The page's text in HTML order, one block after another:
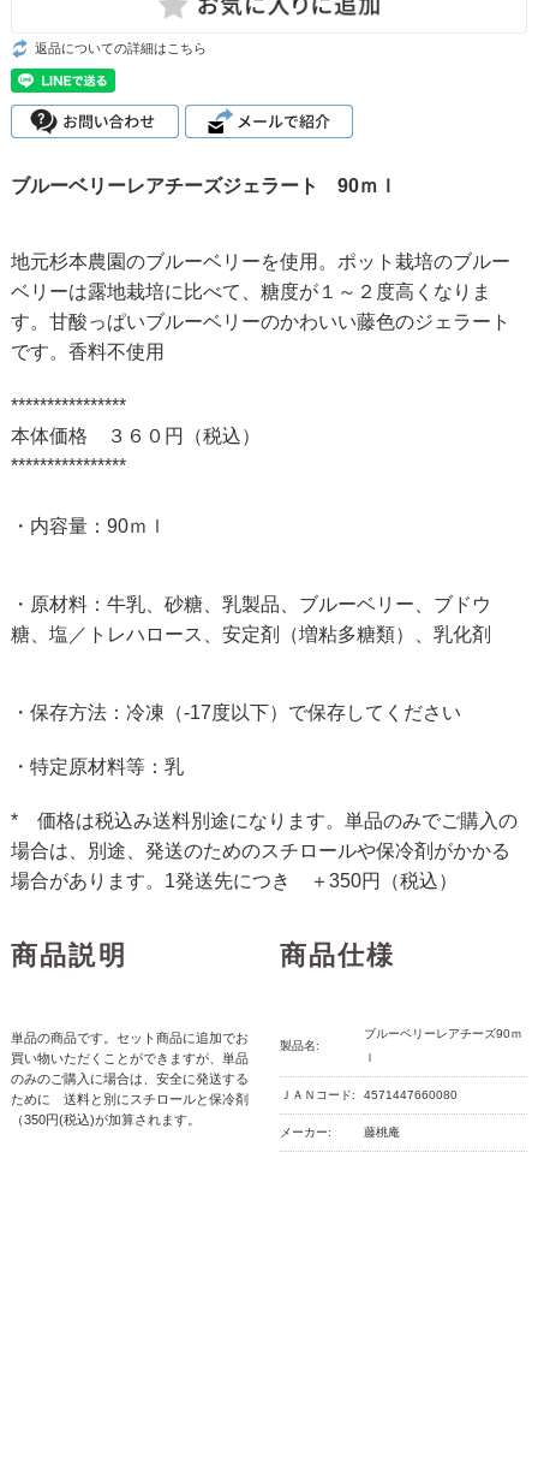
返品についての詳細はこちら
ブルーベリーレアチーズジェラート 90ｍｌ
地元杉本農園のブルーベリーを使用。ポット栽培のブルー
ベリーは露地栽培に比べて、糖度が１～２度高くなりま
す。甘酸っぱいブルーベリーのかわいい藤色のジェラート
です。香料不使用
****************
本体価格 ３６０円（税込）
****************
・内容量：90ｍｌ
・原材料：牛乳、砂糖、乳製品、ブルーベリー、ブドウ
糖、塩／トレハロース、安定剤（増粘多糖類）、乳化剤
・保存方法：冷凍（‐17度以下）で保存してください
・特定原材料等：乳
* 価格は税込み送料別途になります。単品のみでご購入の
場合は、別途、発送のためのスチロールや保冷剤がかかる
場合があります。1発送先につき ＋350円（税込）
商品説明
単品の商品です。セット商品に追加でお
買い物いただくことができますが、単品
のみのご購入に場合は、安全に発送する
ために 送料と別にスチロールと保冷剤
（350円(税込)が加算されます。
商品仕様
製品名:
ブルーベリーレアチーズ90ｍ
ｌ
ＪＡＮコード: 4571447660080
メーカー: 藤桃庵